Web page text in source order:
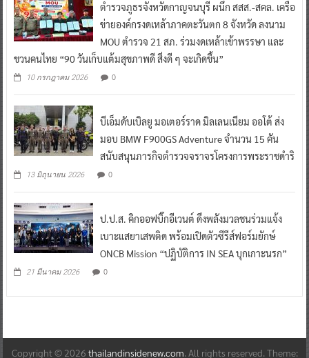
ตำรวจภูธรจังหวัดกาญจนบุรี ผนึก สสส.-สคล. เครือ
ข่ายองค์กรงดเหล้าภาคตะวันตก 8 จังหวัด ลงนาม
MOU ตำรวจ 21 สภ. ร่วมงดเหล้าเข้าพรรษา และ
ชวนคนไทย “90 วันเก็บแต้มสุขภาพดี สิ่งดี ๆ จะเกิดขึ้น”
10 กรกฎาคม 2026 0
บีเอ็มดับเบิลยู มอเตอร์ราด มิลเลนเนียม ออโต้ ส่ง
มอบ BMW F900GS Adventure จำนวน 15 คัน
สนับสนุนภารกิจตำรวจจราจรโครงการพระราชดำริ
13 มิถุนายน 2026 0
ป.ป.ส. คิกออฟบิ๊กอีเวนต์ ดึงพลังมวลชนร่วมแจ้ง
เบาะแสยาเสพติด พร้อมเปิดตัวซีรีส์ฟอร์มยักษ์
ONCB Mission “ปฏิบัติการ IN SEA บุกเกาะนรก”
21 มีนาคม 2026 0
Copyright © 2026 thailandinsidenew.com. All rights reserved. Theme: